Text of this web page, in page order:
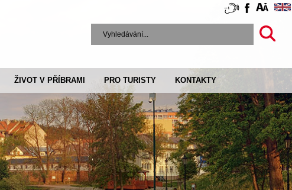
ŽIVOT V PŘÍBRAMI PRO TURISTY KONTAKTY